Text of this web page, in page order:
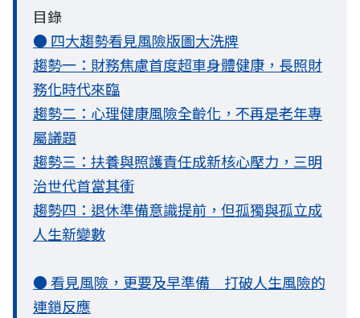
目錄
● 四大趨勢看見風險版圖大洗牌
趨勢一：財務焦慮首度超車身體健康，長照財
務化時代來臨
趨勢二：心理健康風險全齡化，不再是老年專
屬議題
趨勢三：扶養與照護責任成新核心壓力，三明
治世代首當其衝
趨勢四：退休準備意識提前，但孤獨與孤立成
人生新變數
● 看見風險，更要及早準備 打破人生風險的
連鎖反應